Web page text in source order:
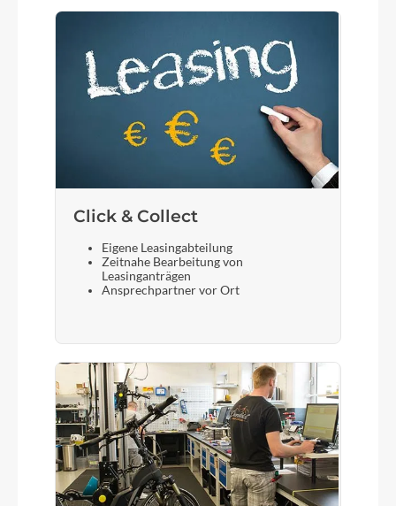
Click & Collect
Eigene Leasingabteilung
Zeitnahe Bearbeitung von
Leasinganträgen
Ansprechpartner vor Ort